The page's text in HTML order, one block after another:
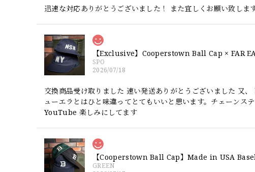
迅速な対応ありがとうございました！ また宜しくお願い致しま
SPO
2026/07/18
交換商品受け取りました 速い発送ありがとうございました 又
ューエラとはひと味違ってとてもいいと思います。チェーンス
YouTube 楽しみにしてます
GREEN